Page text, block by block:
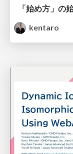
「始め方」
kentaro